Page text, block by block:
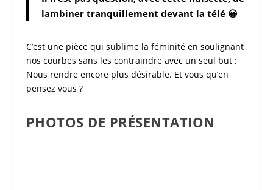
lambiner tranquillement devant la télé 😀
C’est une pièce qui sublime la féminité en soulignant
nos courbes sans les contraindre avec un seul but :
Nous rendre encore plus désirable. Et vous qu’en
pensez vous ?
PHOTOS DE PRÉSENTATION